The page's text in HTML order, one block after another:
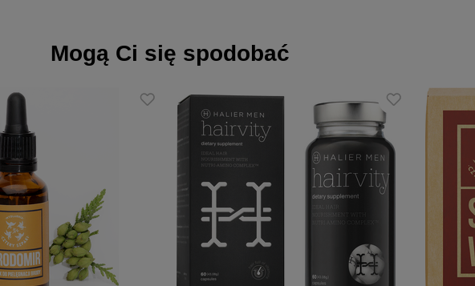
Cocamidopropyl Betaine, Glycerin, Glyceryl Oleate, Sodium Cocoyl Isethionate,
Leaf Extract, Chamomilla Recutita Flower Extract, Arnica Montana Flower Extract,
Sylvestris Bud Extract, Nasturtium Officinale Extract, Arctium Majus Root Extract,
Officinalis Flower Extract, Tropaeolum Majus Flower Extract, Sodium Chloride,
Mogą Ci się spodobać